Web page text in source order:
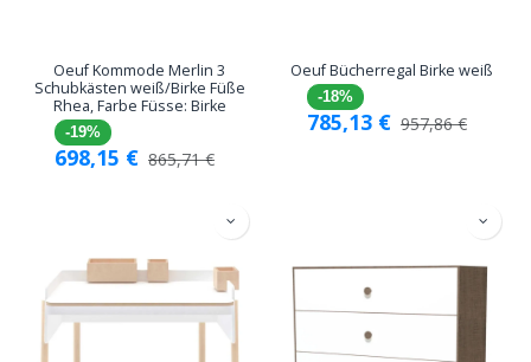
Oeuf Kommode Merlin 3
Schubkästen weiß/Birke Füße
Rhea, Farbe Füsse: Birke
-19%
698,15 € 865,71€
Oeuf Bücherregal Birke weiß
-18%
785,13 € 957,86€